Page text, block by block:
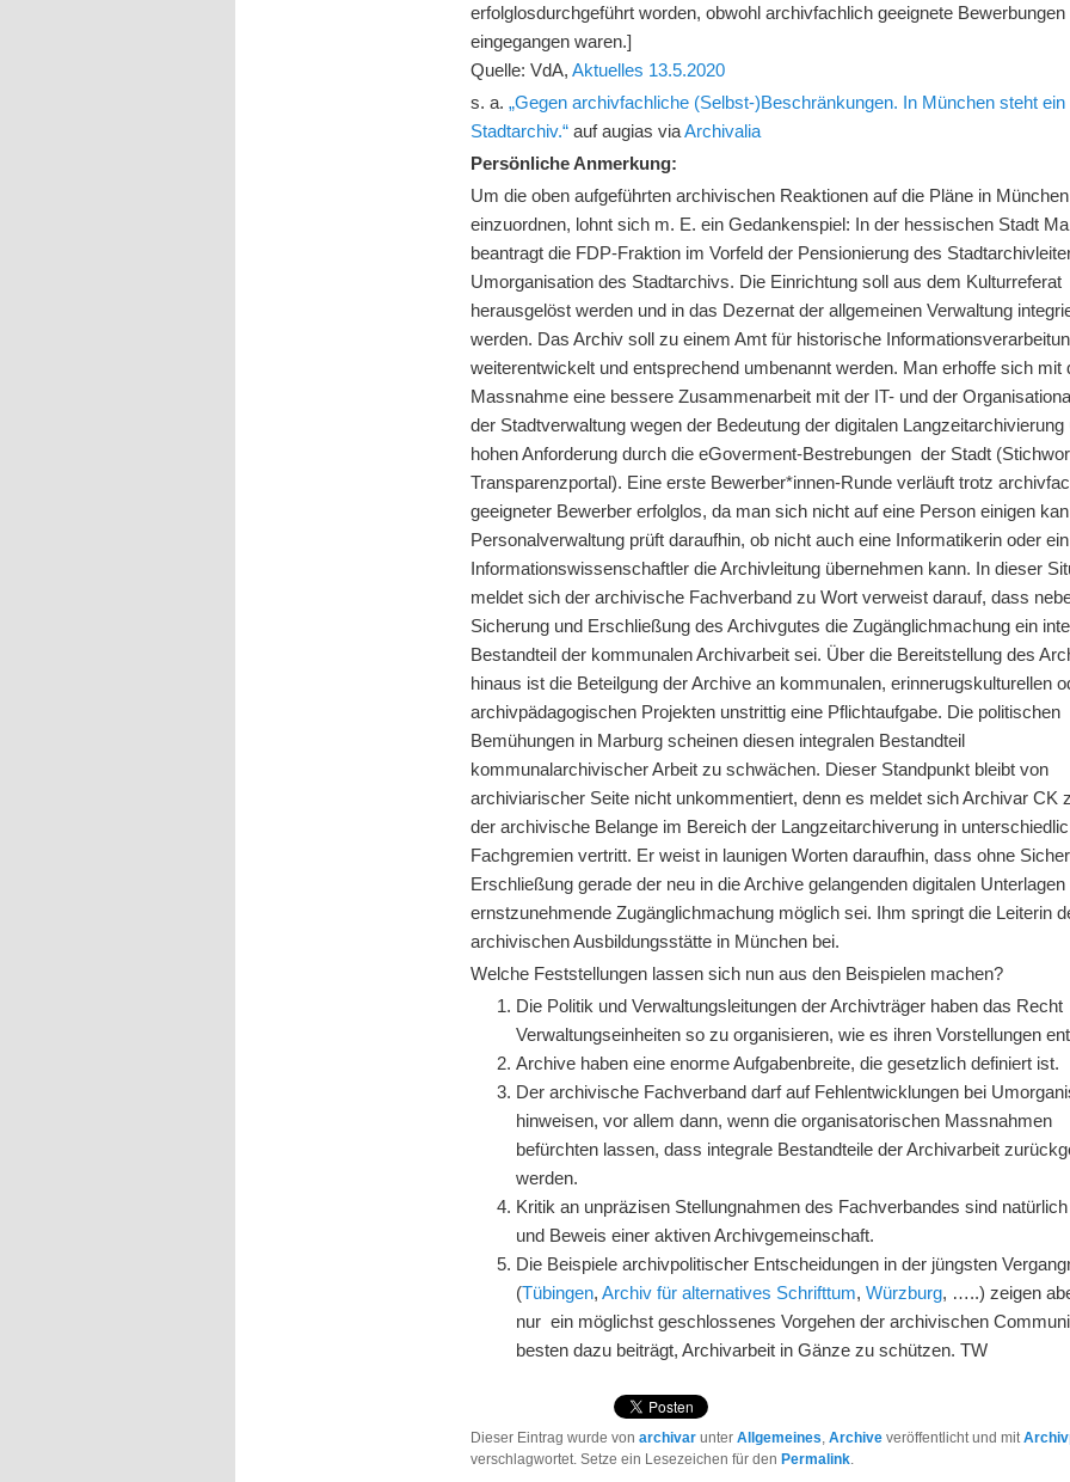
erfolglosdurchgeführt worden, obwohl archivfachlich geeignete Bewerbungen
eingegangen waren.]
Quelle: VdA,Aktuelles 13.5.2020
s. a.„Gegen archivfachliche (Selbst-)Beschränkungen. In München steht ein
Stadtarchiv.“ auf augias viaArchivalia
Persönliche Anmerkung:
Um die oben aufgeführten archivischen Reaktionen auf die Pläne in München
einzuordnen, lohnt sich m. E. ein Gedankenspiel: In der hessischen Stadt
beantragt die FDP-Fraktion im Vorfeld der Pensionierung des
Umorganisation des Stadtarchivs. Die Einrichtung soll aus dem Kulturreferat
herausgelöst werden und in das Dezernat der allgemeinen Verwaltung
werden. Das Archiv soll zu einem Amt für historische
weiterentwickelt und entsprechend umbenannt werden. Man erhoffe sich mit
Massnahme eine bessere Zusammenarbeit mit der IT- und der
der Stadtverwaltung wegen der Bedeutung der digitalen Langzeitarchivierung
hohen Anforderung durch die eGoverment-Bestrebungen der Stadt
Transparenzportal). Eine erste Bewerber*innen-Runde verläuft trotz
geeigneter Bewerber erfolglos, da man sich nicht auf eine Person einigen
Personalverwaltung prüft daraufhin, ob nicht auch eine Informatikerin oder ein
Informationswissenschaftler die Archivleitung übernehmen kann. In dieser
meldet sich der archivische Fachverband zu Wort verweist darauf, dass
Sicherung und Erschließung des Archivgutes die Zugänglichmachung ein
Bestandteil der kommunalen Archivarbeit sei. Über die Bereitstellung des
hinaus ist die Beteilgung der Archive an kommunalen, erinnerugskulturellen
archivpädagogischen Projekten unstrittig eine Pflichtaufgabe. Die politischen
Bemühungen in Marburg scheinen diesen integralen Bestandteil
kommunalarchivischer Arbeit zu schwächen. Dieser Standpunkt bleibt von
archiviarischer Seite nicht unkommentiert, denn es meldet sich Archivar CK
der archivische Belange im Bereich der Langzeitarchiverung in
Fachgremien vertritt. Er weist in launigen Worten daraufhin, dass ohne
Erschließung gerade der neu in die Archive gelangenden digitalen
ernstzunehmende Zugänglichmachung möglich sei. Ihm springt die Leiterin
archivischen Ausbildungsstätte in München bei.
Welche Feststellungen lassen sich nun aus den Beispielen machen?
Die Politik und Verwaltungsleitungen der Archivträger haben das Recht
Verwaltungseinheiten so zu organisieren, wie es ihren Vorstellungen
Archive haben eine enorme Aufgabenbreite, die gesetzlich definiert ist.
Der archivische Fachverband darf auf Fehlentwicklungen bei
hinweisen, vor allem dann, wenn die organisatorischen Massnahmen
befürchten lassen, dass integrale Bestandteile der Archivarbeit
werden.
Kritik an unpräzisen Stellungnahmen des Fachverbandes sind
und Beweis einer aktiven Archivgemeinschaft.
Die Beispiele archivpolitischer Entscheidungen in der jüngsten
(Tübingen, Archiv für alternatives Schrifttum, Würzburg, …..) zeigen
nur ein möglichst geschlossenes Vorgehen der archivischen
besten dazu beiträgt, Archivarbeit in Gänze zu schützen. TW
Dieser Eintrag wurde vonarchivar unterAllgemeines,Archive veröffentlicht und mit
verschlagwortet. Setze ein Lesezeichen für den Permalink.